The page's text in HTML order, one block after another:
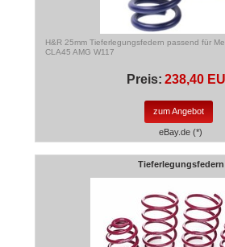
H&R 25mm Tieferlegungsfedern passend für
CLA45 AMG W117
Preis: 238,40
zum Angebot
eBay.de (*)
Tieferlegungsfedern